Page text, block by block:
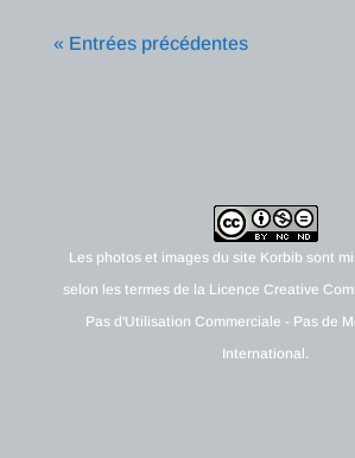
« Entrées précédentes
Les photos et images du site Korbib sont
selon les termes de laLicence Creative
Pas d'Utilisation Commerciale - Pas de
International .